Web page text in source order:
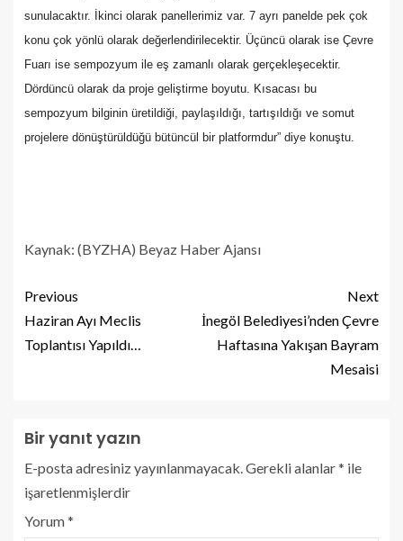
sunulacaktır. İkinci olarak panellerimiz var. 7 ayrı panelde pek çok
konu çok yönlü olarak değerlendirilecektir. Üçüncü olarak ise Çevre
Fuarı ise sempozyum ile eş zamanlı olarak gerçekleşecektir.
Dördüncü olarak da proje geliştirme boyutu. Kısacası bu
sempozyum bilginin üretildiği, paylaşıldığı, tartışıldığı ve somut
projelere dönüştürüldüğü bütüncül bir platformdur” diye konuştu.
Kaynak: (BYZHA) Beyaz Haber Ajansı
Previous
Haziran Ayı Meclis
Toplantısı Yapıldı…
Next
İnegöl Belediyesi’nden Çevre
Haftasına Yakışan Bayram
Mesaisi
Bir yanıt yazın
E-posta adresiniz yayınlanmayacak. Gerekli alanlar* ile
işaretlenmişlerdir
Yorum*